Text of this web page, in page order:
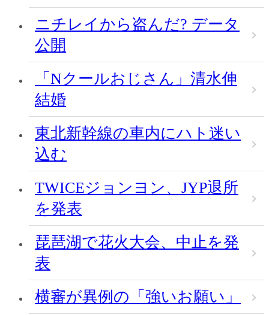
ニチレイから盗んだ? データ
公開
「Nクールおじさん」清水伸
結婚
東北新幹線の車内にハト迷い
込む
TWICEジョンヨン、JYP退所
を発表
琵琶湖で花火大会、中止を発
表
横審が異例の「強いお願い」